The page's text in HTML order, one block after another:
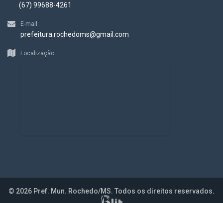
(67) 99688-4261
E-mail:
prefeitura.rochedoms@gmail.com
Localização:
© 2026 Pref. Mun. Rochedo/MS. Todos os direitos reservados.